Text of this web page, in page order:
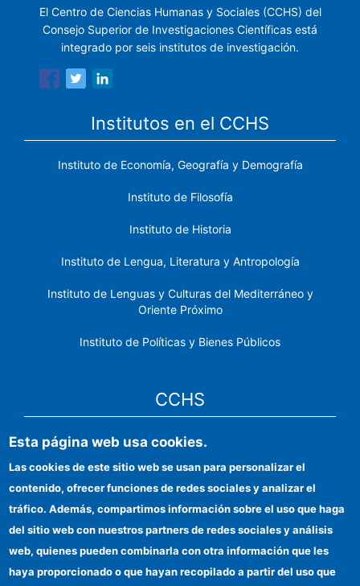
El Centro de Ciencias Humanas y Sociales (CCHS) del
Consejo Superior de Investigaciones Científicas está
integrado por seis institutos de investigación.
Institutos en el CCHS
Instituto de Economía, Geografía y Demografía
Instituto de Filosofía
Instituto de Historia
Instituto de Lengua, Literatura y Antropología
Instituto de Lenguas y Culturas del Mediterráneo y
Oriente Próximo
Instituto de Políticas y Bienes Públicos
CCHS
Sede electrónica CSIC
Identidad institucional
Información para proveedores
Ayudas FEDER
Organismos financiadores
Esta página web usa cookies.
Las cookies de este sitio web se usan para personalizar el
contenido, ofrecer funciones de redes sociales y analizar el
tráfico. Además, compartimos información sobre el uso que haga
del sitio web con nuestros partners de redes sociales y análisis
web, quienes pueden combinarla con otra información que les
haya proporcionado o que hayan recopilado a partir del uso que